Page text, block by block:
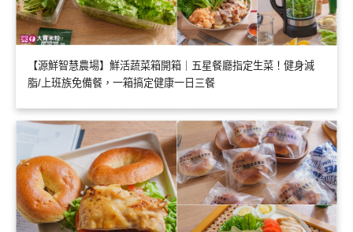
【源鮮智慧農場】鮮活蔬菜箱開箱｜五星餐廳指定生菜！健身減
脂/上班族免備餐，一箱搞定健康一日三餐